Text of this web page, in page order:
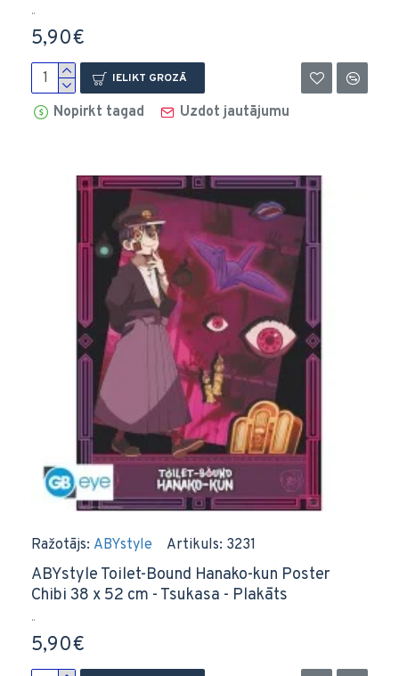
..
5,90€
IELIKT GROZĀ
Nopirkt tagad Uzdot jautājumu
Ražotājs: ABYstyle Artikuls: 3231
ABYstyle Toilet-Bound Hanako-kun Poster
Chibi 38 x 52 cm - Tsukasa - Plakāts
..
5,90€